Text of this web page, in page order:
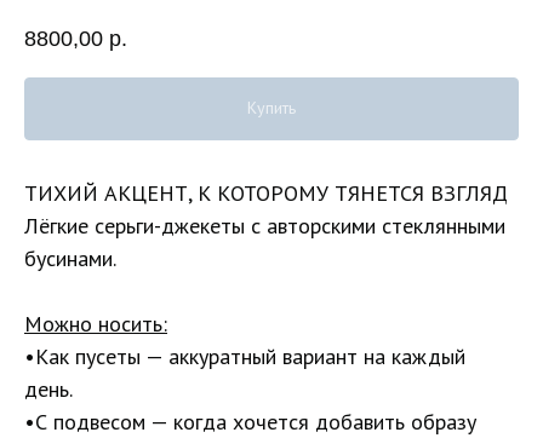
8800,00 р.
Купить
ТИХИЙ АКЦЕНТ, К КОТОРОМУ ТЯНЕТСЯ ВЗГЛЯД
Лёгкие серьги-джекеты с авторскими стеклянными
бусинами.
Можно носить:
•Как пусеты — аккуратный вариант на каждый
день.
•С подвесом — когда хочется добавить образу